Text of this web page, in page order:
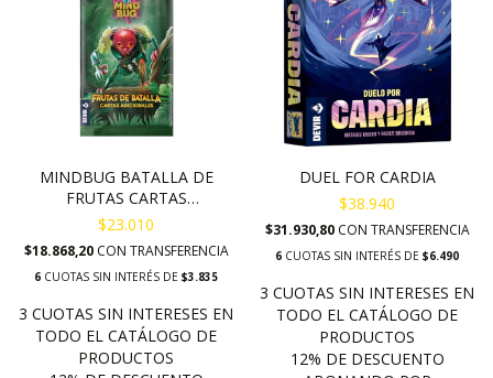
MINDBUG BATALLA DE
FRUTAS CARTAS
ADICIONALES
$23.010
$18.868,20 CON TRANSFERENCIA
6 CUOTAS SIN INTERÉS DE $3.835
DUEL FOR CARDIA
$38.940
$31.930,80 CON TRANSFERENCIA
6 CUOTAS SIN INTERÉS DE $6.490